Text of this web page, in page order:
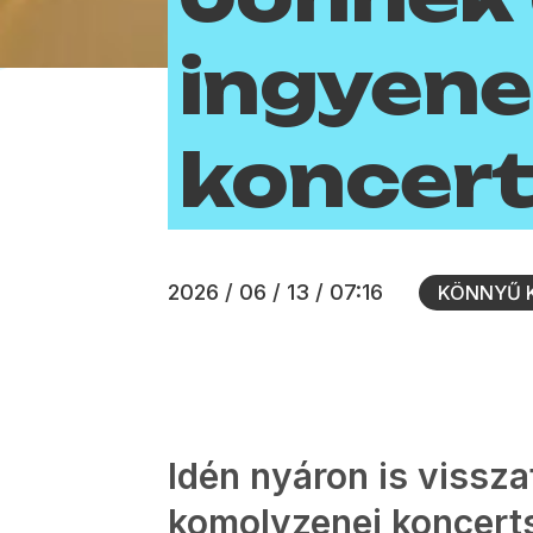
2026 / 06 / 13 / 07:16 KÖNNYŰ
Idén nyáron is
komolyzenei